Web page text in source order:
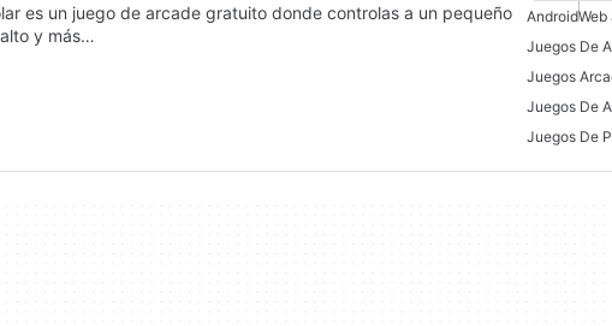
es un juego de arcade gratuito donde controlas a un pequeño
y más…
AndroidWeb
Juegos De
Juegos
Juegos De
Juegos De